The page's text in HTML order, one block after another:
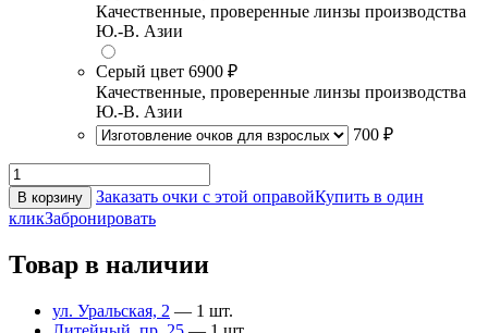
Качественные, проверенные линзы производства
Ю.-В. Азии
Серый цвет 6900 ₽
Качественные, проверенные линзы производства
Ю.-В. Азии
700 ₽
В корзину Заказать очки с этой оправойКупить в один
кликЗабронировать
Товар в наличии
ул. Уральская, 2 — 1 шт.